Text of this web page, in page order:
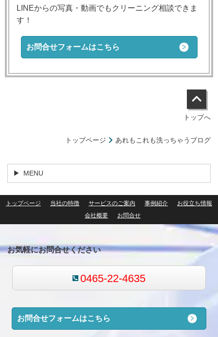
LINEからの写真・動画でもクリーニング相談できま
す！
お問合せフォームはこちら
トップへ
トップページ あれもこれも洗っちゃうブログ
MENU
トップページ 当社の特徴 サービスのご案内 事例紹介
お役立ち情報
会社概要
お問合せ
お気軽にお問合せください
0465-22-4635
お問合せフォームはこちら